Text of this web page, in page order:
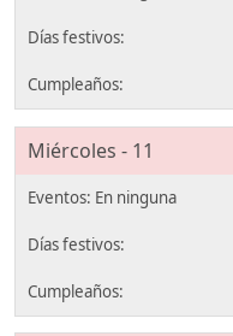
Miércoles - 11